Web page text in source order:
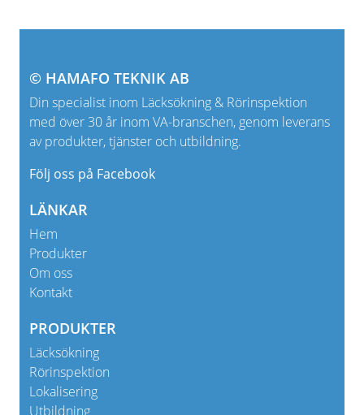
© HAMAFO TEKNIK AB
Din specialist inom Läcksökning & Rörinspektion
med över 30 år inom VA-branschen, genom leverans
av produkter, tjänster och utbildning.
Följ oss på Facebook
LÄNKAR
Hem
Produkter
Om oss
Kontakt
PRODUKTER
Läcksökning
Rörinspektion
Lokalisering
Utbildning